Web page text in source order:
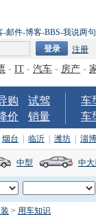
-邮件-博客-BBS-我说两句
注册
- IT - 汽车 - 房产 -
购
试驾
价 销量
车
车
烟台 临沂 潍坊 淄博
中型 中
> 用车知识